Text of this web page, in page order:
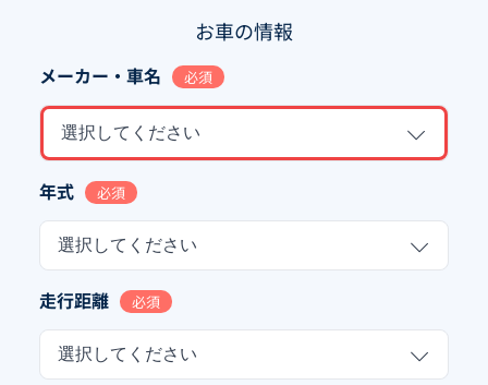
お車の情報
メーカー・車名 必須
選択してください
年式 必須
選択してください
走行距離 必須
選択してください